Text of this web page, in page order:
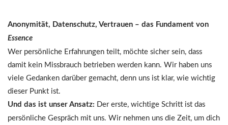
Anonymität, Datenschutz, Vertrauen – das Fundament von
Essence
Wer persönliche Erfahrungen teilt, möchte sicher sein, dass
damit kein Missbrauch betrieben werden kann. Wir haben uns
viele Gedanken darüber gemacht, denn uns ist klar, wie wichtig
dieser Punkt ist.
Und das ist unser Ansatz: Der erste, wichtige Schritt ist das
persönliche Gespräch mit uns. Wir nehmen uns die Zeit, um dich